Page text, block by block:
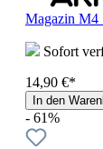
Magazin M4
Sofort
14,90 €*
In den
- 61%